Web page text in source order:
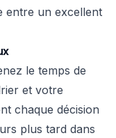
entre un excellent
le temps de
et votre
chaque décision
plus tard dans